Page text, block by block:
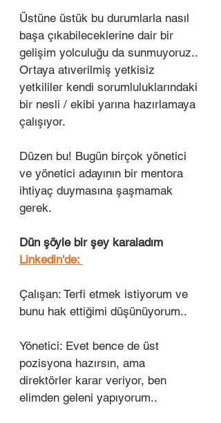
Üstüne üstük bu durumlarla nasıl
başa çıkabileceklerine dair bir
gelişim yolculuğu da sunmuyoruz..
Ortaya atıverilmiş yetkisiz
yetkililer kendi sorumluluklarındaki
bir nesli / ekibi yarına hazırlamaya
çalışıyor.
Düzen bu! Bugün birçok yönetici
ve yönetici adayının bir mentora
ihtiyaç duymasına şaşmamak
gerek.
Dün şöyle bir şey karaladım
Linkedin'de:
Çalışan: Terfi etmek istiyorum ve
bunu hak ettiğimi düşünüyorum..
Yönetici: Evet bence de üst
pozisyona hazırsın, ama
direktörler karar veriyor, ben
elimden geleni yapıyorum..